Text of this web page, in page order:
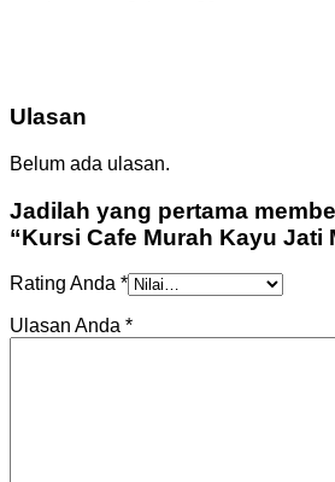
Ulasan
Belum ada ulasan.
Jadilah yang pertama
“Kursi Cafe Murah Kayu Jati
Rating Anda *
Ulasan Anda *